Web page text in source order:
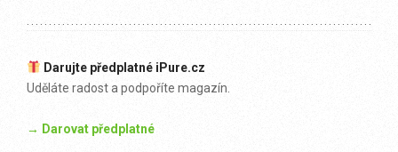
Darujte předplatné iPure.cz
Uděláte radost a podpoříte magazín.
→ Darovat předplatné